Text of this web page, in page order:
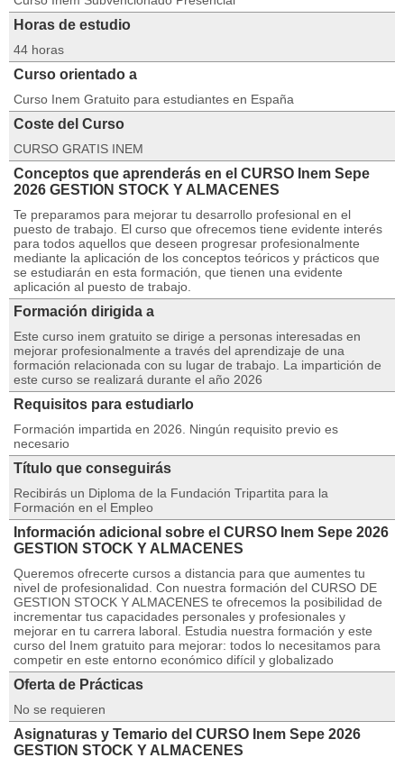
Horas de estudio
44 horas
Curso orientado a
Curso Inem Gratuito para estudiantes en España
Coste del Curso
CURSO GRATIS INEM
Conceptos que aprenderás en el CURSO Inem Sepe
2026 GESTION STOCK Y ALMACENES
Te preparamos para mejorar tu desarrollo profesional en el
puesto de trabajo. El curso que ofrecemos tiene evidente interés
para todos aquellos que deseen progresar profesionalmente
mediante la aplicación de los conceptos teóricos y prácticos que
se estudiarán en esta formación, que tienen una evidente
aplicación al puesto de trabajo.
Formación dirigida a
Este curso inem gratuito se dirige a personas interesadas en
mejorar profesionalmente a través del aprendizaje de una
formación relacionada con su lugar de trabajo. La impartición de
este curso se realizará durante el año 2026
Requisitos para estudiarlo
Formación impartida en 2026. Ningún requisito previo es
necesario
Título que conseguirás
Recibirás un Diploma de la Fundación Tripartita para la
Formación en el Empleo
Información adicional sobre el CURSO Inem Sepe 2026
GESTION STOCK Y ALMACENES
Queremos ofrecerte cursos a distancia para que aumentes tu
nivel de profesionalidad. Con nuestra formación del CURSO DE
GESTION STOCK Y ALMACENES te ofrecemos la posibilidad de
incrementar tus capacidades personales y profesionales y
mejorar en tu carrera laboral. Estudia nuestra formación y este
curso del Inem gratuito para mejorar: todos lo necesitamos para
competir en este entorno económico difícil y globalizado
Oferta de Prácticas
No se requieren
Asignaturas y Temario del CURSO Inem Sepe 2026
GESTION STOCK Y ALMACENES